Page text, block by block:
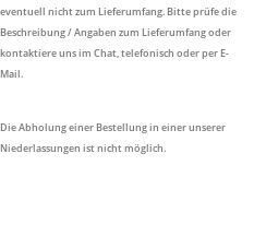
eventuell nicht zum Lieferumfang. Bitte prüfe die
Beschreibung / Angaben zum Lieferumfang oder
kontaktiere uns im Chat, telefonisch oder per E-
Mail.
Die Abholung einer Bestellung in einer unserer
Niederlassungen ist nicht möglich.